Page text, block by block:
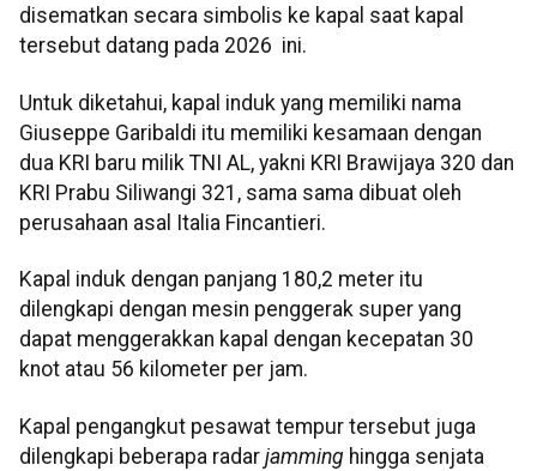
disematkan secara simbolis ke kapal saat kapal
tersebut datang pada 2026 ini.
Untuk diketahui, kapal induk yang memiliki nama
Giuseppe Garibaldi itu memiliki kesamaan dengan
dua KRI baru milik TNI AL, yakni KRI Brawijaya 320 dan
KRI Prabu Siliwangi 321, sama sama dibuat oleh
perusahaan asal Italia Fincantieri.
Kapal induk dengan panjang 180,2 meter itu
dilengkapi dengan mesin penggerak super yang
dapat menggerakkan kapal dengan kecepatan 30
knot atau 56 kilometer per jam.
Kapal pengangkut pesawat tempur tersebut juga
dilengkapi beberapa radar jamming hingga senjata